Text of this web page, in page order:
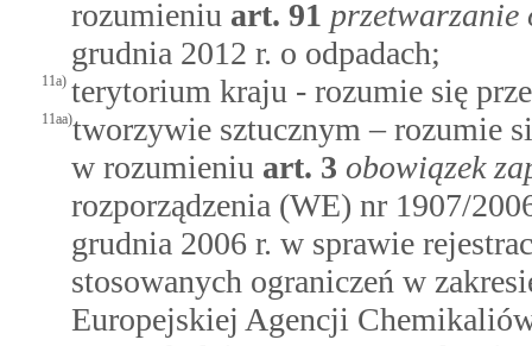
rozumieniu art. 91 przetwarzanie
grudnia 2012 r. o odpadach;
11a) terytorium kraju - rozumie się
11aa)tworzywie sztucznym – rozumie
w rozumieniu art. 3 obowiązek
rozporządzenia (WE) nr 1907/
grudnia 2006 r. w sprawie
stosowanych ograniczeń w
Europejskiej Agencji